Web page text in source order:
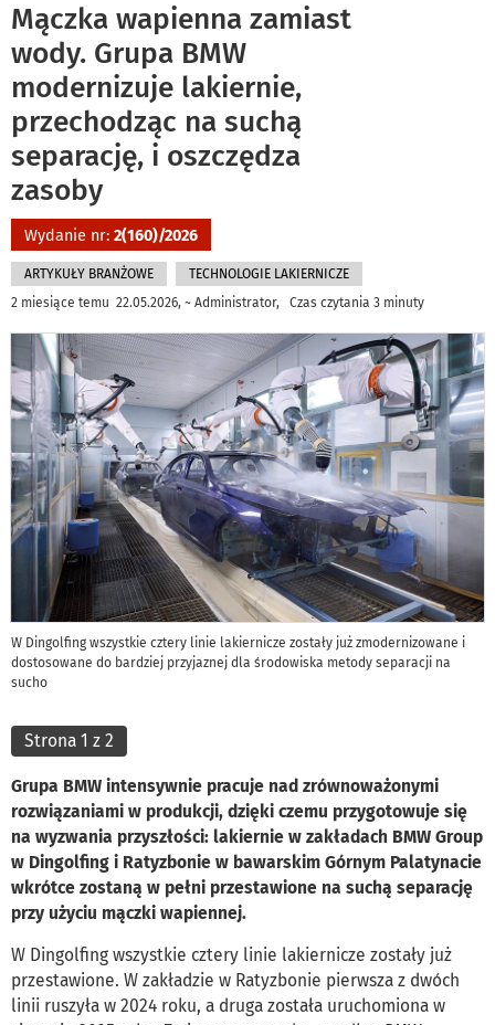
Mączka wapienna zamiast
wody. Grupa BMW
modernizuje lakiernie,
przechodząc na suchą
separację, i oszczędza
zasoby
Wydanie nr: 2(160)/2026
ARTYKUŁY BRANŻOWE
TECHNOLOGIE LAKIERNICZE
2 miesiące temu 22.05.2026, ~ Administrator, Czas czytania 3 minuty
W Dingolfing wszystkie cztery linie lakiernicze zostały już zmodernizowane i
dostosowane do bardziej przyjaznej dla środowiska metody separacji na
sucho
Strona 1 z 2
Grupa BMW intensywnie pracuje nad zrównoważonymi
rozwiązaniami w produkcji, dzięki czemu przygotowuje się
na wyzwania przyszłości: lakiernie w zakładach BMW Group
w Dingolfing i Ratyzbonie w bawarskim Górnym Palatynacie
wkrótce zostaną w pełni przestawione na suchą separację
przy użyciu mączki wapiennej.
W Dingolfing wszystkie cztery linie lakiernicze zostały już
przestawione. W zakładzie w Ratyzbonie pierwsza z dwóch
linii ruszyła w 2024 roku, a druga została uruchomiona w